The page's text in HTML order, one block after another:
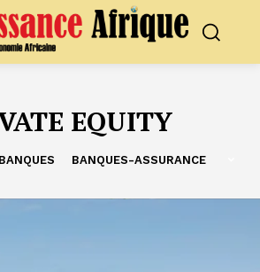
EQUITY
BANQUES BANQUES-ASSURANCE